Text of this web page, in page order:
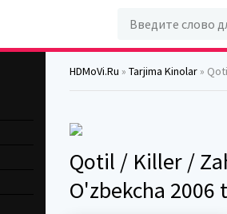
HDMoVi.Ru » Tarjima Kinolar » Qotil
Qotil / Killer /
O'zbekcha